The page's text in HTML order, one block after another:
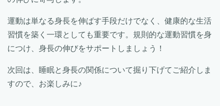
運動は単なる身長を伸ばす手段だけでなく、健康的な生活
習慣を築く一環としても重要です。規則的な運動習慣を身
につけ、身長の伸びをサポートしましょう！
次回は、睡眠と身長の関係について掘り下げてご紹介しま
すので、お楽しみに♪